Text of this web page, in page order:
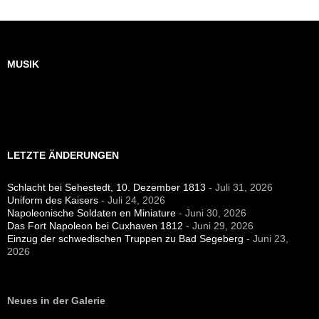
MUSIK
LETZTE ÄNDERUNGEN
Schlacht bei Sehestedt, 10. Dezember 1813 - Juli 31, 2026
Uniform des Kaisers - Juli 24, 2026
Napoleonische Soldaten en Miniature - Juni 30, 2026
Das Fort Napoleon bei Cuxhaven 1812 - Juni 29, 2026
Einzug der schwedischen Truppen zu Bad Segeberg - Juni 23,
2026
Neues in der Galerie